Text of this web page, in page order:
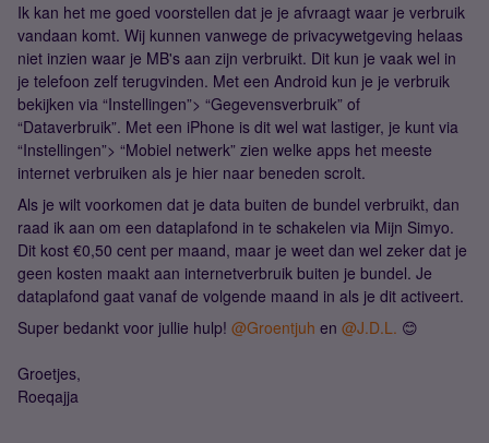
Ik kan het me goed voorstellen dat je je afvraagt waar je verbruik
vandaan komt. Wij kunnen vanwege de privacywetgeving helaas
niet inzien waar je MB's aan zijn verbruikt. Dit kun je vaak wel in
je telefoon zelf terugvinden. Met een Android kun je je verbruik
bekijken via “Instellingen”> “Gegevensverbruik” of
“Dataverbruik”. Met een iPhone is dit wel wat lastiger, je kunt via
“Instellingen”> “Mobiel netwerk” zien welke apps het meeste
internet verbruiken als je hier naar beneden scrolt.
Als je wilt voorkomen dat je data buiten de bundel verbruikt, dan
raad ik aan om een dataplafond in te schakelen via Mijn Simyo.
Dit kost €0,50 cent per maand, maar je weet dan wel zeker dat je
geen kosten maakt aan internetverbruik buiten je bundel. Je
dataplafond gaat vanaf de volgende maand in als je dit activeert.
Super bedankt voor jullie hulp! @Groentjuh en @J.D.L. 😊
Groetjes,
Roeqajja